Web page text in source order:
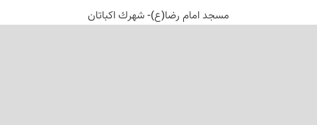
مسجد امام رضا(ع)- شهرك اكباتان